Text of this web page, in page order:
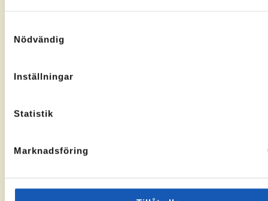
Nödvändig
Inställningar
Statistik
Marknadsföring
Åtvidaberg
Åtvidaberg